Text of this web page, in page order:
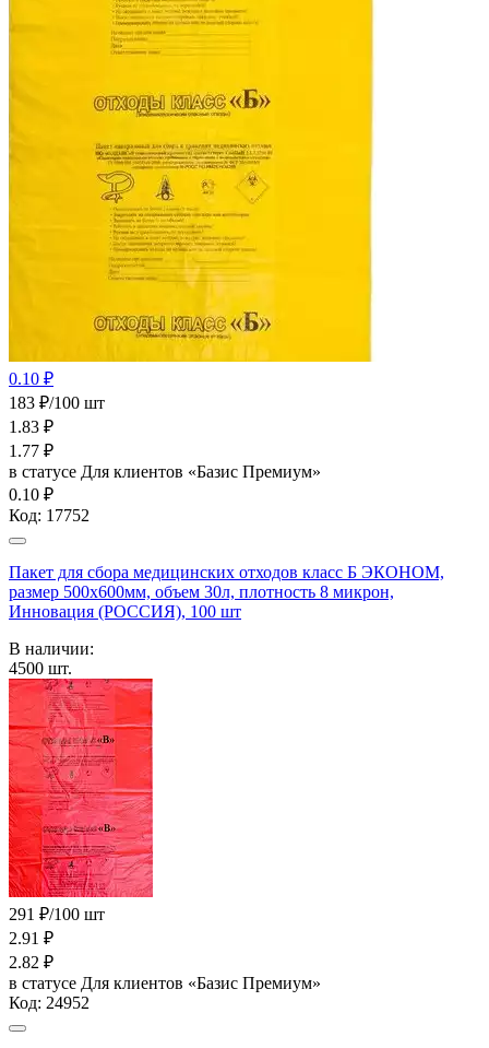
0.10 ₽
183 ₽/100 шт
1.83 ₽
1.77 ₽
в статусе Для клиентов «Базис Премиум»
0.10 ₽
Код: 17752
Пакет для сбора медицинских отходов класс Б ЭКОНОМ,
размер 500х600мм, объем 30л, плотность 8 микрон,
Инновация (РОССИЯ), 100 шт
В наличии:
4500 шт.
291 ₽/100 шт
2.91 ₽
2.82 ₽
в статусе Для клиентов «Базис Премиум»
Код: 24952